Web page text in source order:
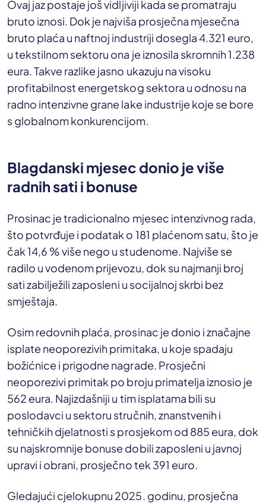
Ovaj jaz postaje još vidljiviji kada se promatraju
bruto iznosi. Dok je najviša prosječna mjesečna
bruto plaća u naftnoj industriji dosegla 4.321 euro,
u tekstilnom sektoru ona je iznosila skromnih 1.238
eura. Takve razlike jasno ukazuju na visoku
profitabilnost energetskog sektora u odnosu na
radno intenzivne grane lake industrije koje se bore
s globalnom konkurencijom.
Blagdanski mjesec donio je više
radnih sati i bonuse
Prosinac je tradicionalno mjesec intenzivnog rada,
što potvrđuje i podatak o 181 plaćenom satu, što je
čak 14,6 % više nego u studenome. Najviše se
radilo u vodenom prijevozu, dok su najmanji broj
sati zabilježili zaposleni u socijalnoj skrbi bez
smještaja.
Osim redovnih plaća, prosinac je donio i značajne
isplate neoporezivih primitaka, u koje spadaju
božićnice i prigodne nagrade. Prosječni
neoporezivi primitak po broju primatelja iznosio je
562 eura. Najizdašniji u tim isplatama bili su
poslodavci u sektoru stručnih, znanstvenih i
tehničkih djelatnosti s prosjekom od 885 eura, dok
su najskromnije bonuse dobili zaposleni u javnoj
upravi i obrani, prosječno tek 391 euro.
Gledajući cjelokupnu 2025. godinu, prosječna